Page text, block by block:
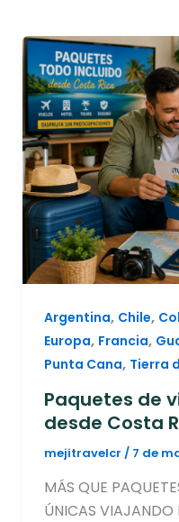
Argentina, Chile,
Europa, Francia,
Punta Cana, Tierra
Paquetes de
desde Costa
mejitravelcr/ 7 de
MÁS QUE
ÚNICAS VIAJANDO